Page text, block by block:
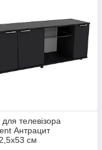
телевізора
Антрацит
см